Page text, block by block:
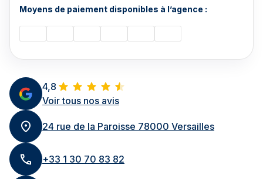
4,8
Voir tous nos avis
24 rue de la Paroisse 78000 Versailles
+33 1 30 70 83 82
Moyens de paiement disponibles à l’agence :